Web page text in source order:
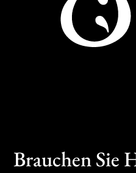
Brauchen Sie